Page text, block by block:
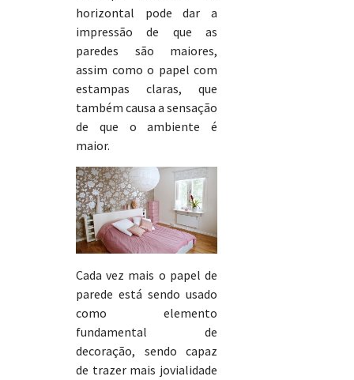
horizontal pode dar a
impressão de que as
paredes são maiores,
assim como o papel com
estampas claras, que
também causa a sensação
de que o ambiente é
maior.
Cada vez mais o papel de
parede está sendo usado
como elemento
fundamental de
decoração, sendo capaz
de trazer mais jovialidade